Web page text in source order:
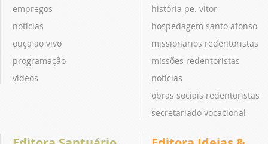
empregos
notícias
ouça ao vivo
programação
vídeos
história pe. vitor
hospedagem santo afonso
missionários redentoristas
missões redentoristas
notícias
obras sociais redentoristas
secretariado vocacional